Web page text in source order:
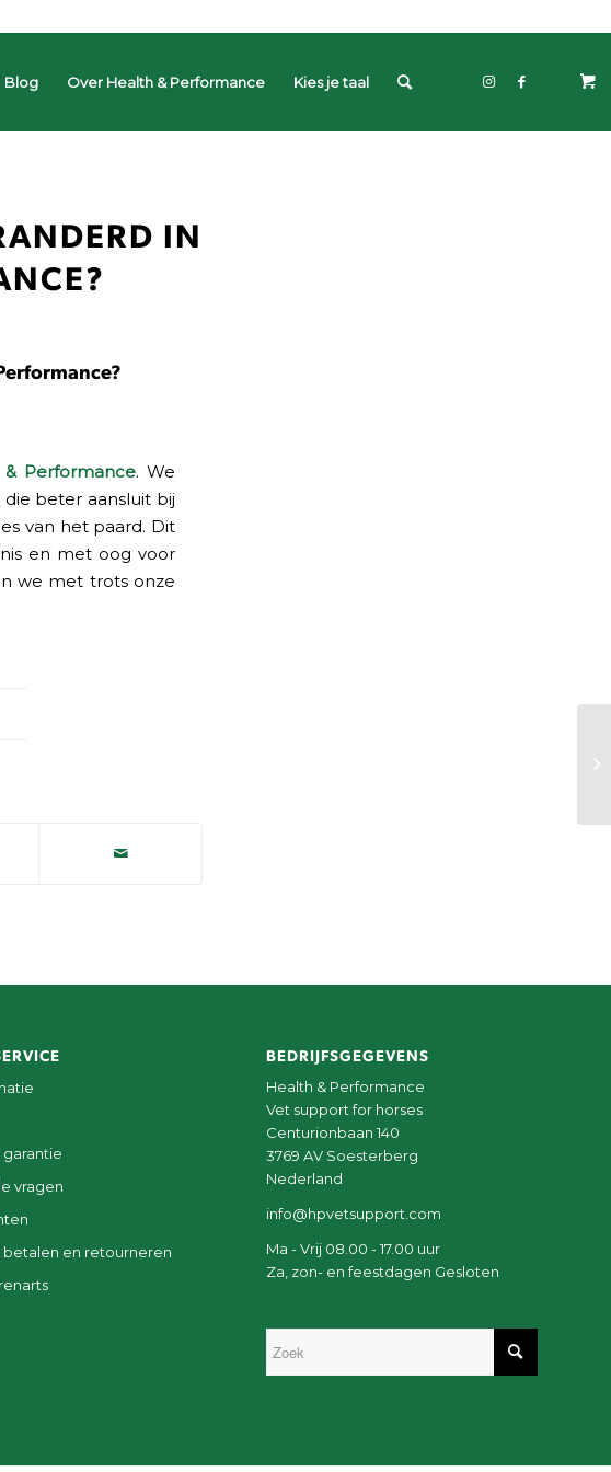
Blog Over Health & Performance Kies je taal
IN
& Performance. We
beter aansluit bij
van het paard. Dit
en met oog voor
we met trots onze
garantie
vragen
betalen en retourneren
BEDRIJFSGEGEVENS
Health & Performance
Vet support for horses
Centurionbaan 140
3769 AV Soesterberg
Nederland
info@hpvetsupport.com
Ma - Vrij 08.00 - 17.00 uur
Za, zon- en feestdagen Gesloten